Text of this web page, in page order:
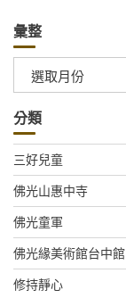
彙整
整
分類
三好兒童
佛光山惠中寺
佛光童軍
佛光緣美術館台中館
修持靜心